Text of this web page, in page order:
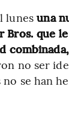
lunesuna
Bros. que
combinada,
no ser
se han